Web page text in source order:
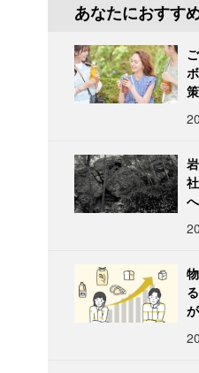
あなたにおすす